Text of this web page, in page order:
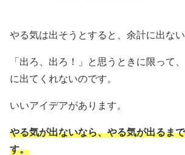
やる気は出そうとすると、余計に出ない
「出ろ、出ろ！」と思うときに限って
に出てくれないのです。
いいアイデアがあります。
やる気が出ないなら、やる気が出るま
す。